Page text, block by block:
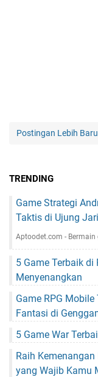
Postingan Lebih Baru
TRENDING
Game Strategi
Taktis di Ujung
Aptoodet.com -
5 Game Terbaik
Menyenangkan
Game RPG
Fantasi di
5 Game War
Raih
yang Wajib Kamu